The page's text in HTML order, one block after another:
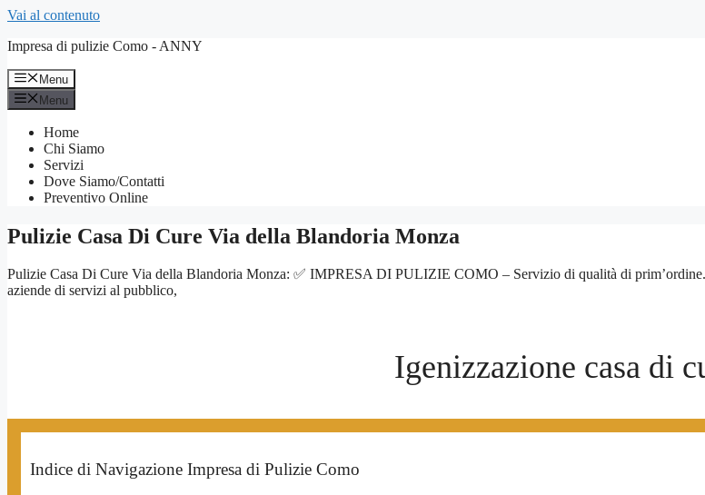
Vai al contenuto
Impresa di pulizie Como - ANNY
Menu
Menu
Home
Chi Siamo
Servizi
Dove Siamo/Contatti
Preventivo Online
Pulizie Casa Di Cure Via della Blandoria Monza
Pulizie Casa Di Cure Via della Blandoria Monza: ✅ IMPRESA DI PULIZIE COMO – Servizio di qualità di
aziende di servizi al pubblico,
Igenizzazione casa di
Indice di Navigazione Impresa di Pulizie Como